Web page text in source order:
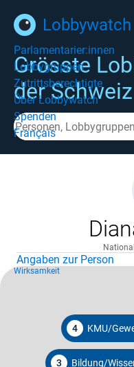
Lobbywatch
Parlamentarier:innen
Lobbygruppen
Zutrittsberechtigte
Über Lobbywatch
Spenden
Français
Grösste
der
Angaben zur Person
4 KMU/
3 Bildung/
Wirksamkeit